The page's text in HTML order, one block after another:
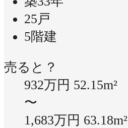
25戸
5階建
売ると？
932万円 52.15m²
〜
1,683万円 63.18m²